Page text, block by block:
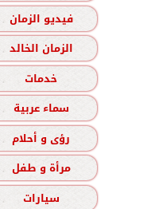
فيديو الزمان
الزمان الخالد
خدمات
سماء عربية
رؤى و أحلام
مرأة و طفل
سيارات